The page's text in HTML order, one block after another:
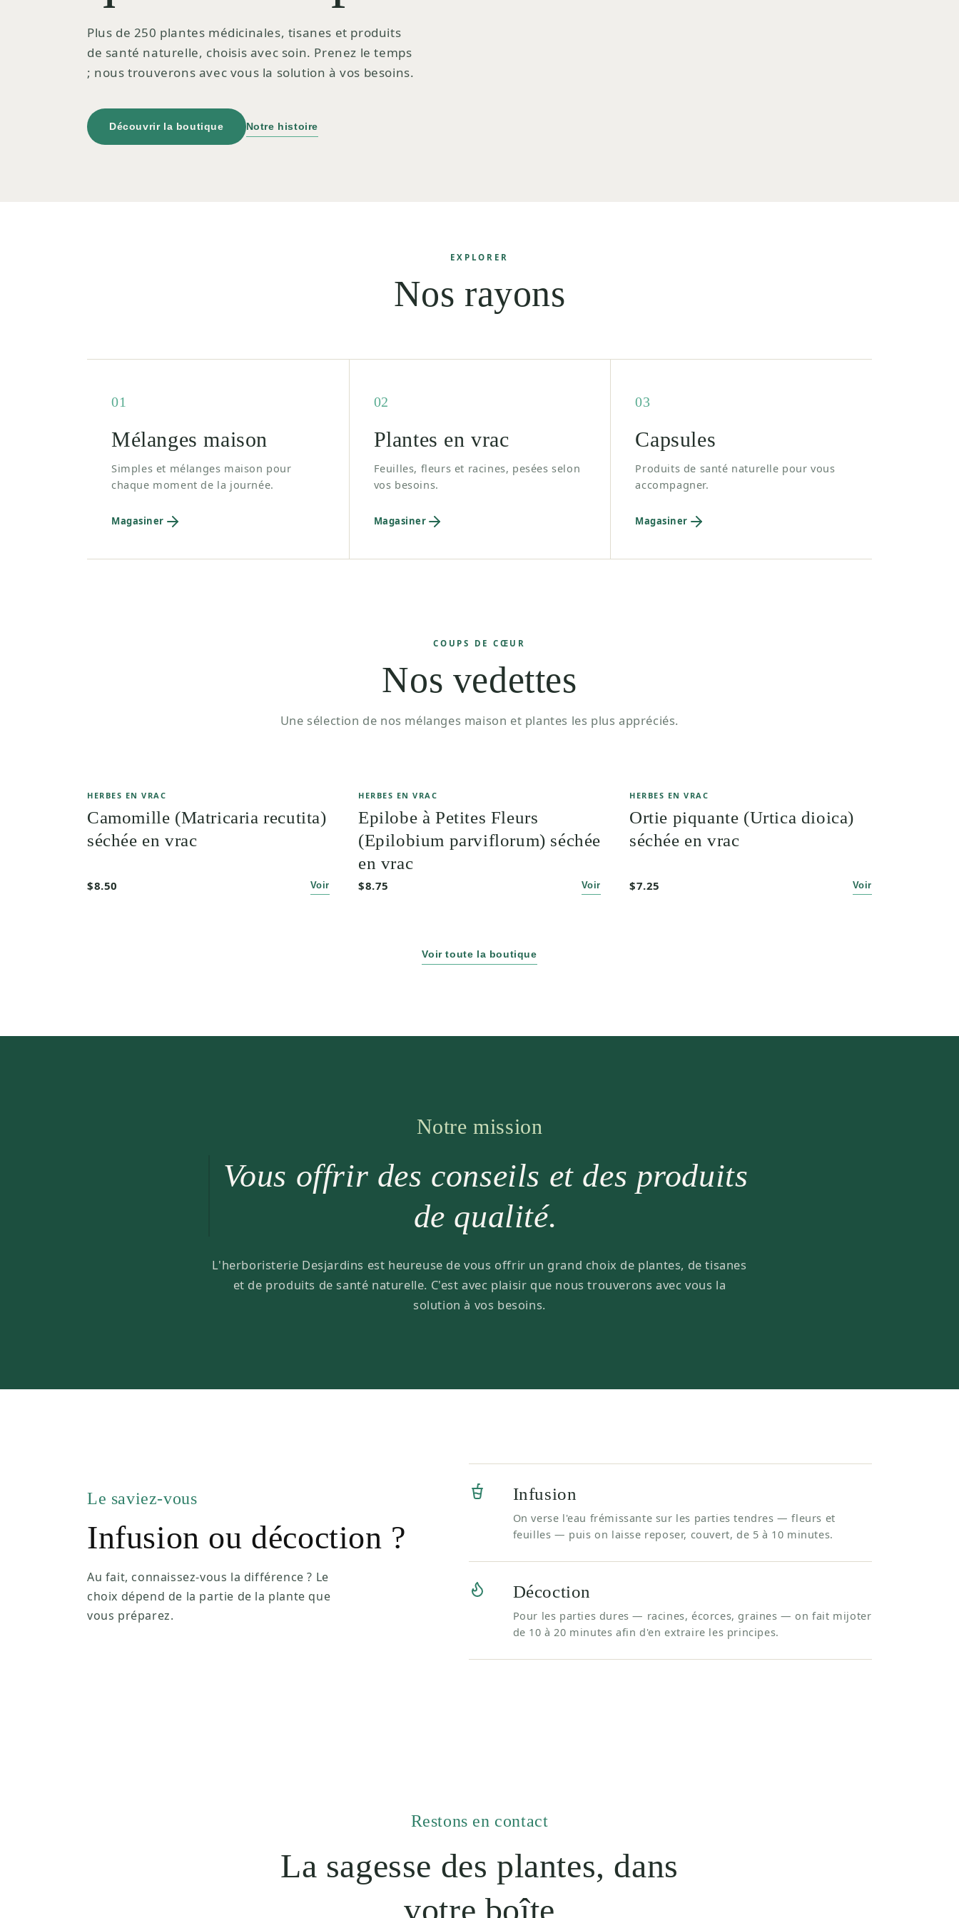
Plus de 250 plantes médicinales, tisanes et produits
de santé naturelle, choisis avec soin. Prenez le temps
; nous trouverons avec vous la solution à vos besoins.
Découvrir la boutique Notre histoire
EXPLORER
Nos rayons
01
Mélanges maison
Simples et mélanges maison pour
chaque moment de la journée.
Magasiner
02
Plantes en vrac
Feuilles, fleurs et racines, pesées selon
vos besoins.
Magasiner
03
Capsules
Produits de santé naturelle pour vous
accompagner.
Magasiner
COUPS DE CŒUR
Nos vedettes
Une sélection de nos mélanges maison et plantes les plus appréciés.
HERBES EN VRAC
Camomille (Matricaria recutita)
séchée en vrac
$8.50 Voir
HERBES EN VRAC
Epilobe à Petites Fleurs
(Epilobium parviflorum) séchée
en vrac
$8.75 Voir
HERBES EN VRAC
Ortie piquante (Urtica dioica)
séchée en vrac
$7.25 Voir
Voir toute la boutique
Notre mission
Vous offrir des conseils et des produits
de qualité.
L'herboristerie Desjardins est heureuse de vous offrir un grand choix de plantes, de tisanes
et de produits de santé naturelle. C'est avec plaisir que nous trouverons avec vous la
solution à vos besoins.
Le saviez-vous
Infusion ou décoction ?
Au fait, connaissez-vous la différence ? Le
choix dépend de la partie de la plante que
vous préparez.
Infusion
On verse l'eau frémissante sur les parties tendres — fleurs et
feuilles — puis on laisse reposer, couvert, de 5 à 10 minutes.
Décoction
Pour les parties dures — racines, écorces, graines — on fait mijoter
de 10 à 20 minutes afin d'en extraire les principes.
Restons en contact
La sagesse des plantes, dans
votre boîte